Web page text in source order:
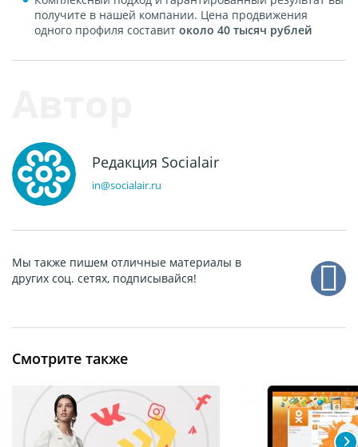
получите в нашей компании. Цена продвижения
одного профиля составит около 40 тысяч рублей
Редакция Socialair
in@socialair.ru
Мы также пишем отличные материалы в
других соц. сетях, подписывайся!
Смотрите также